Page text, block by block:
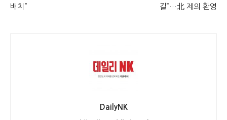
배치”
길”…北 제의 환영
DailyNK